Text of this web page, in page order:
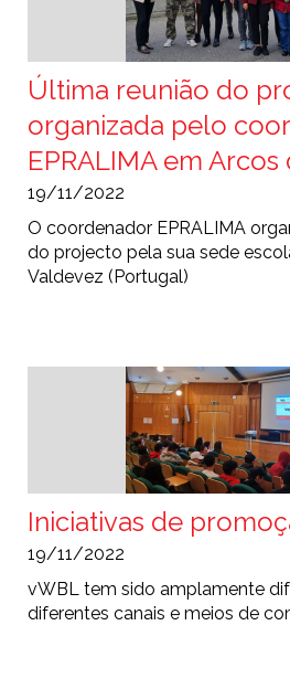
Última reunião do
organizada pelo
EPRALIMA em
19/11/2022
O coordenador EPRALIMA
do projecto pela sua sede
Valdevez (Portugal)
Iniciativas de
19/11/2022
vWBL tem sido amplamente
diferentes canais e meios de